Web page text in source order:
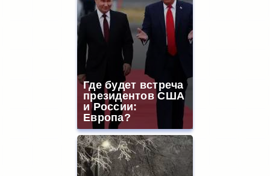
Где будет встреча
президентов США
и России:
Европа?